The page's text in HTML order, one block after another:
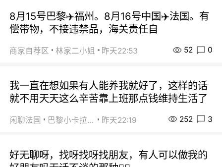
8月15号巴黎✈️福州。8月16号中国✈️法国。有
偿带物，不接违禁品，海关责任自
商家自荐区 林家二小姐 昨天22:53 52 0
我一直在想如果有人能养我就好了，这样的话
就不用天天这么辛苦靠上班那点钱维持生活了
闲聊法国 巴黎小卡拉咪 昨天22:19 252 3
好无聊呀，找呀找呀找朋友，有人可以做我的